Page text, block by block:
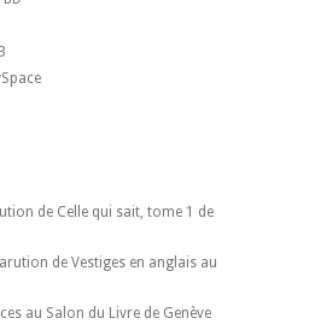
de Celle qui sait, tome 1 de
de Vestiges en anglais au
au Salon du Livre de Genève